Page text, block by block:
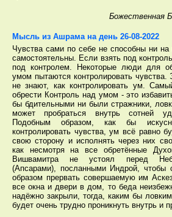
Божественная
Мысль из Ашрама на день 26-08-2022
Чувства сами по себе не способны ни
самостоятельны. Если взять под
под контролем. Некоторые люди для
умом пытаются контролировать чувства.
не знают, как контролировать ум.
обрести Контроль над умом - это
бы бдительными ни были стражники,
может пробраться внутрь сотней
Подобным образом, как бы
контролировать чувства, ум всё равно
свою сторону и исполнять через них
как несмотря на все обретённые
Вишвамитра не устоял перед
(Апсарами), посланными Индрой, чтобы
образом прервать совершаемую им
все окна и двери в дом, то беда
надёжно закрыли, тогда, каким бы
будет очень трудно проникнуть внутрь и